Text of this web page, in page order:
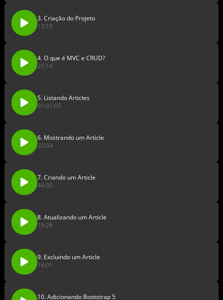
3. Criação do Projeto
13:10
4. O que é MVC e CRUD?
20:14
5. Listando Articles
01:01:05
6. Mostrando um Article
25:04
7. Criando um Article
44:00
8. Atualizando um Article
19:26
9. Excluindo um Article
16:01
10. Adicionando Bootstrap 5